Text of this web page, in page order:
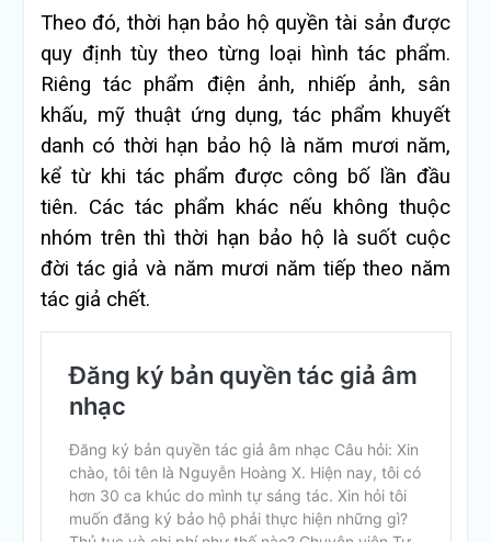
Theo đó, thời hạn bảo hộ quyền tài sản được
quy định tùy theo từng loại hình tác phẩm.
Riêng tác phẩm điện ảnh, nhiếp ảnh, sân
khấu, mỹ thuật ứng dụng, tác phẩm khuyết
danh có thời hạn bảo hộ là năm mươi năm,
kể từ khi tác phẩm được công bố lần đầu
tiên. Các tác phẩm khác nếu không thuộc
nhóm trên thì thời hạn bảo hộ là suốt cuộc
đời tác giả và năm mươi năm tiếp theo năm
tác giả chết.